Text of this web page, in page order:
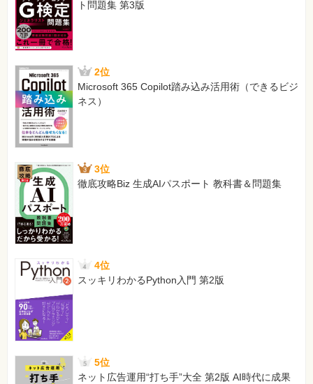
ト問題集 第3版
2位
Microsoft 365 Copilot踏み込み活用術（できるビジ
ネス）
3位
徹底攻略Biz 生成AIパスポート 教科書＆問題集
4位
スッキリわかるPython入門 第2版
5位
ネット広告運用“打ち手”大全 第2版 AI時代に成果